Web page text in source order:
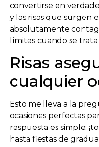
convertirse en
y las risas que surgen
absolutamente
límites cuando se
Risas
cualquier
Esto me lleva a la
ocasiones perfectas
respuesta es simple:
hasta fiestas de